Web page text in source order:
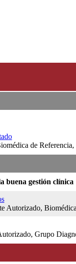
de
buena gestión clínica
Autorizado,
Grupo